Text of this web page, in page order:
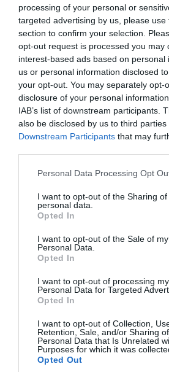
processing of your personal or
targeted advertising by us, please
section to confirm your selection.
opt-out request is processed you may
interest-based ads based on personal
us or personal information disclosed
your opt-out. You may separately opt-
disclosure of your personal
IAB’s list of downstream participants.
also be disclosed by us to third parties
Downstream Participants that may
Please note that this website/app
not limited to your visit or usage
grant or deny consent to Google and
use your data for below specified
consent section.
Personal Data Processing Opt
I want to opt-out of the Sharing of
personal data.
Opted In
I want to opt-out of the Sale of my
Personal Data.
Opted In
I want to opt-out of processing my
Personal Data for Targeted
Opted In
I want to opt-out of Collection,
Retention, Sale, and/or Sharing
Personal Data that Is Unrelated
Purposes for which it was
Opted Out
08.08.2026 | 14:02
και ΑΤΑCMS
07.08.2026 | 16:02